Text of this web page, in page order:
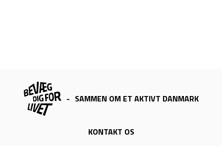
- SAMMEN OM ET AKTIVT DANMARK
KONTAKT OS